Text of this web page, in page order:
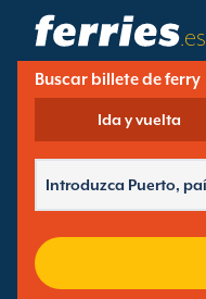
.es
Compañías Navieras
Destinos De Ferries
Puertos De Ferry
Buscar billete de ferry
Ida y vuelta